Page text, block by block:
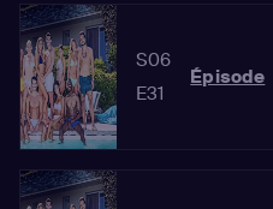
S06
E31
Épisode